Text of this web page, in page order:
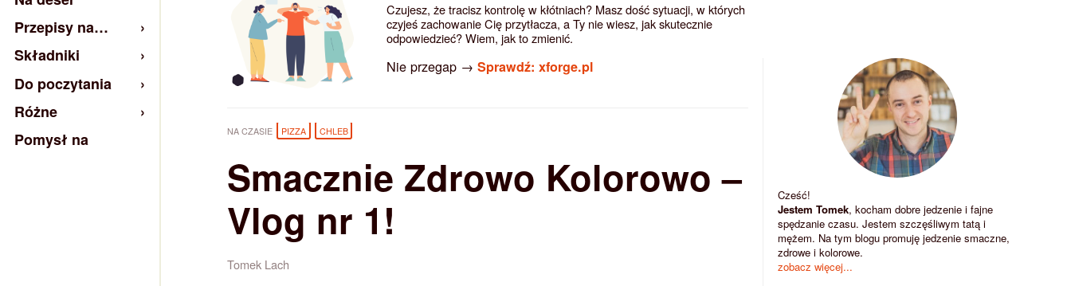
Czujesz, że tracisz kontrolę w kłótniach? Masz dość sytuacji, w których
czyjeś zachowanie Cię przytłacza, a Ty nie wiesz, jak skutecznie
odpowiedzieć? Wiem, jak to zmienić.
Nie przegap → Sprawdź: xforge.pl
NA CZASIE PIZZA CHLEB
Smacznie Zdrowo Kolorowo –
Vlog nr 1!
Tomek Lach
Cześć!
Jestem Tomek, kocham dobre jedzenie i fajne
spędzanie czasu. Jestem szczęśliwym tatą i
mężem. Na tym blogu promuję jedzenie smaczne,
zdrowe i kolorowe.
zobacz więcej...
Przepisy na…
Składniki
Do poczytania
Różne
Pomysł na